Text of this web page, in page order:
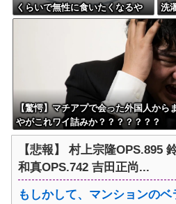
くらいで無性に食いたくなるや
つｗｗｗｗｗｗｗｗ
洗
レ
w
【驚愕】マチアプで会った外国人から
やがこれワイ詰みか？？？？？？？
【悲報】 村上宗隆OPS.895
和真OPS.742 吉田正尚...
もしかして、マンションの